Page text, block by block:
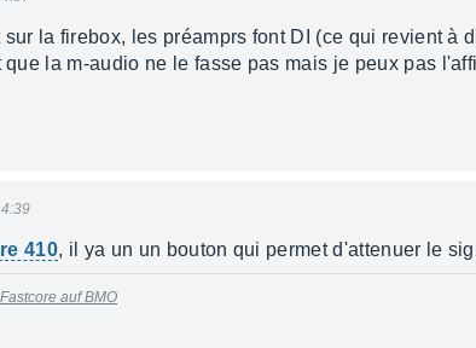
la firebox, les préamprs font DI (ce qui revient à
que la m-audio ne le fasse pas mais je peux pas
410, il ya un un bouton qui permet d'attenuer le
Fastcore auf BMO